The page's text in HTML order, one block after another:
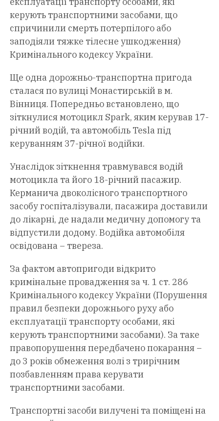
керують транспортними засобами, що
спричинили смерть потерпілого або
заподіяли тяжке тілесне ушкодження)
Кримінального кодексу України.
Ще одна дорожньо-транспортна пригода
сталася по вулиці Монастирській в м.
Вінниця. Попередньо встановлено, що
зіткнулися мотоцикл Spark, яким керував 17-
річний водій, та автомобіль Tesla під
керуванням 37-річної водійки.
Унаслідок зіткнення травмувався водій
мотоцикла та його 18-річний пасажир.
Керманича двоколісного транспортного
засобу госпіталізували, пасажира доставили
до лікарні, де надали медичну допомогу та
відпустили додому. Водійка автомобіля
освідована – твереза.
За фактом автопригоди відкрито
кримінальне провадження за ч. 1 ст. 286
Кримінального кодексу України (Порушення
правил безпеки дорожнього руху або
експлуатації транспорту особами, які
керують транспортними засобами). За таке
правопорушення передбачено покарання –
до 3 років обмеження волі з трирічним
позбавленням права керувати
транспортними засобами.
Транспортні засоби вилучені та поміщені на